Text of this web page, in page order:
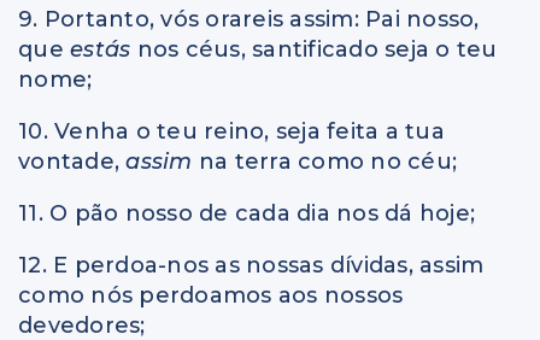
9. Portanto, vós orareis assim: Pai nosso,
que estás nos céus, santificado seja o teu
nome;
10. Venha o teu reino, seja feita a tua
vontade,assim na terra como no céu;
11. O pão nosso de cada dia nos dá hoje;
12. E perdoa-nos as nossas dívidas, assim
como nós perdoamos aos nossos
devedores;